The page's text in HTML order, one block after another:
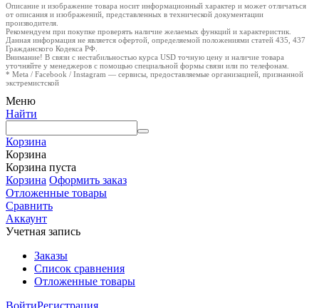
Описание и изображение товара носит информационный характер и может отличаться
от описания и изображений, представленных в технической документации
производителя.
Рекомендуем при покупке проверять наличие желаемых функций и характеристик.
Данная информация не является офертой, определяемой положениями статей 435, 437
Гражданского Кодекса РФ.
Внимание! В связи с нестабильностью курса USD точную цену и наличие товара
уточняйте у менеджеров с помощью специальной формы связи или по телефонам.
* Meta / Facebook / Instagram — сервисы, предоставляемые организацией, признанной
экстремистской
Меню
Найти
Корзина
Корзина
Корзина пуста
Корзина Оформить заказ
Отложенные товары
Сравнить
Аккаунт
Учетная запись
Заказы
Список сравнения
Отложенные товары
ВойтиРегистрация